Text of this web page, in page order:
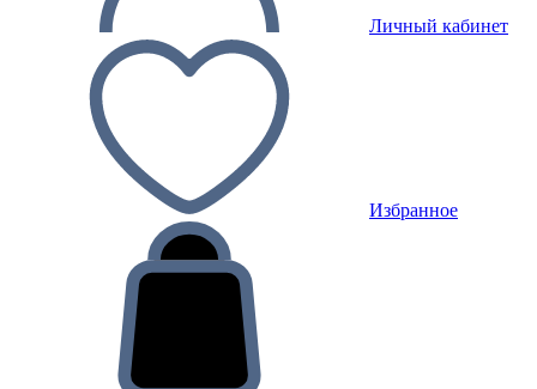
Личный кабинет
Избранное